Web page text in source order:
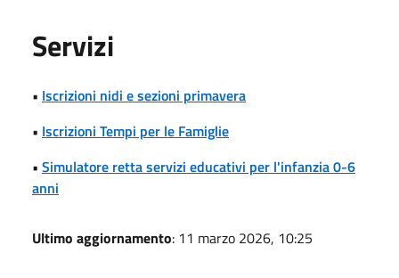
Servizi
• Iscrizioni nidi e sezioni primavera
• Iscrizioni Tempi per le Famiglie
• Simulatore retta servizi educativi per l'infanzia 0-6
anni
Ultimo aggiornamento: 11 marzo 2026, 10:25